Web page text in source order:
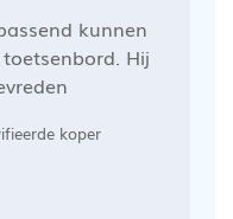
kunnen
Hij
koper